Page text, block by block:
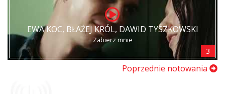
EWA KOC, BŁAŻEJ KRÓL, DAWID TYSZKOWSKI
Zabierz mnie
3
Poprzednie notowania